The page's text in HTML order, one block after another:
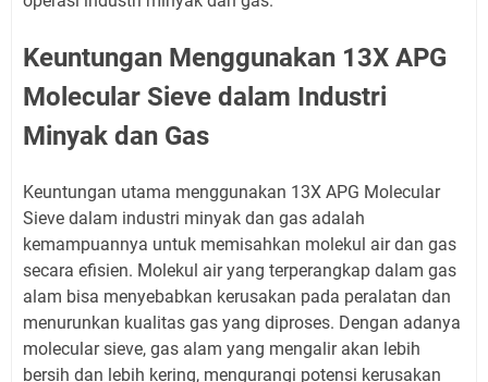
Keuntungan Menggunakan 13X APG
Molecular Sieve dalam Industri
Minyak dan Gas
Keuntungan utama menggunakan 13X APG Molecular
Sieve dalam industri minyak dan gas adalah
kemampuannya untuk memisahkan molekul air dan gas
secara efisien. Molekul air yang terperangkap dalam gas
alam bisa menyebabkan kerusakan pada peralatan dan
menurunkan kualitas gas yang diproses. Dengan adanya
molecular sieve, gas alam yang mengalir akan lebih
bersih dan lebih kering, mengurangi potensi kerusakan